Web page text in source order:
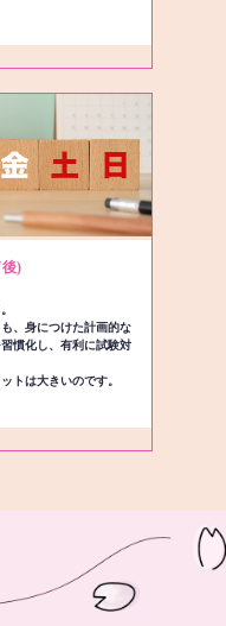
)
、身につけた計画的な
慣化し、有利に試験対
トは大きいのです。